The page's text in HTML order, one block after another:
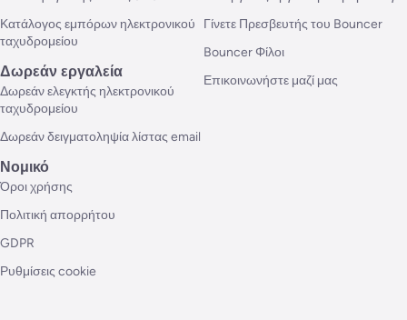
Κατάλογος εμπόρων ηλεκτρονικού
ταχυδρομείου
Δωρεάν εργαλεία
Δωρεάν ελεγκτής ηλεκτρονικού
ταχυδρομείου
Δωρεάν δειγματοληψία λίστας email
Γίνετε Πρεσβευτής του Bouncer
Bouncer Φίλοι
Επικοινωνήστε μαζί μας
Νομικό
Όροι χρήσης
Πολιτική απορρήτου
GDPR
Ρυθμίσεις cookie